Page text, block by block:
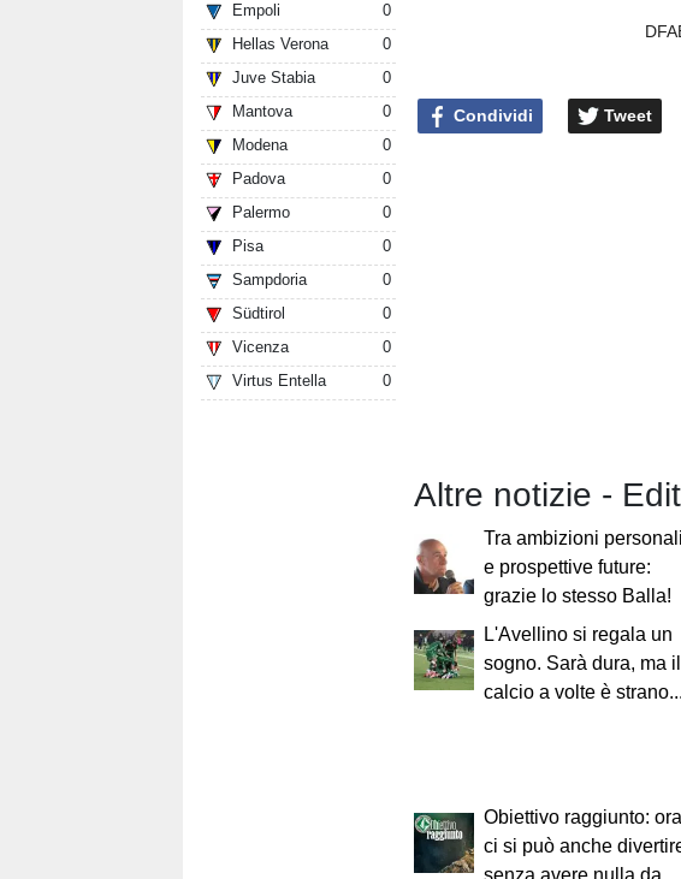
Empoli
0
Hellas Verona
0
Juve Stabia
0
Mantova
0
Modena
0
Padova
0
Palermo
0
Pisa
0
Sampdoria
0
Südtirol
0
Vicenza
0
Virtus Entella
0
Condividi Tweet
Altre notizie -
Tra ambizioni personali
e prospettive future:
grazie lo stesso Balla!
L'Avellino si regala un
sogno. Sarà dura, ma il
calcio a volte è strano...
Obiettivo raggiunto: ora
ci si può anche